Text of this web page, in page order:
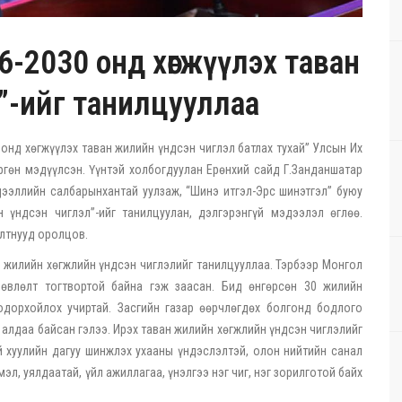
онд хөгжүүлэх таван
ийг танилцууллаа
хөгжүүлэх таван жилийн үндсэн чиглэл батлах тухай” Улсын Их
мэдүүлсэн. Үүнтэй холбогдуулан Ерөнхий сайд Г.Занданшатар
салбарынхантай уулзаж, “Шинэ итгэл-Эрс шинэтгэл” буюу
чиглэл”-ийг танилцуулан, дэлгэрэнгүй мэдээлэл өглөө.
оролцов.
хөгжлийн үндсэн чиглэлийг танилцууллаа. Тэрбээр Монгол
тогтвортой байна гэж заасан. Бид өнгөрсөн 30 жилийн
учиртай. Засгийн газар өөрчлөгдөх болгонд бодлого
байсан гэлээ. Ирэх таван жилийн хөгжлийн үндсэн чиглэлийг
дагуу шинжлэх ухааны үндэслэлтэй, олон нийтийн санал
уялдаатай, үйл ажиллагаа, үнэлгээ нэг чиг, нэг зорилготой байх